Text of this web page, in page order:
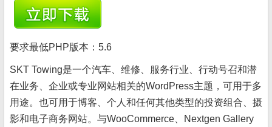
要求最低PHP版本： 5.6
SKT Towing是一个汽车、维修、服务行业、行动号召和潜
在业务、企业或专业网站相关的WordPress主题，可用于多
用途。也可用于博客、个人和任何其他类型的投资组合、摄
影和电子商务网站。与WooCommerce、Nextgen Gallery